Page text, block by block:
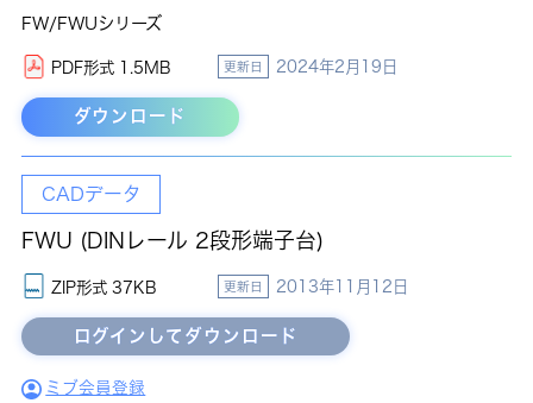
FW/FWUシリーズ
PDF形式 1.5MB 更新日 2024年2月19日
ダウンロード
CADデータ
FWU (DINレール 2段形端子台)
ZIP形式 37KB 更新日 2013年11月12日
ミブ会員登録